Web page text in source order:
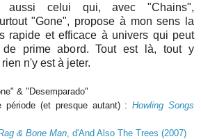
celui qui, avec "Chains",
"Gone", propose à mon sens la
rapide et efficace à univers qui peut
de prime abord. Tout est là, tout y
n'y est à jeter.
& "Desemparado"
période (et presque autant) :Howling Songs
& Bone Man , d'And Also The Trees (2007)